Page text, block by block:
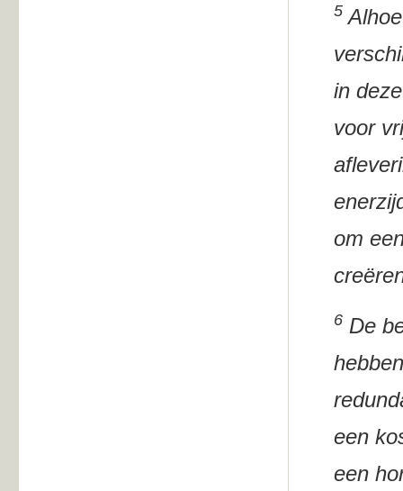
5
in
voor
om
6 De
een
een